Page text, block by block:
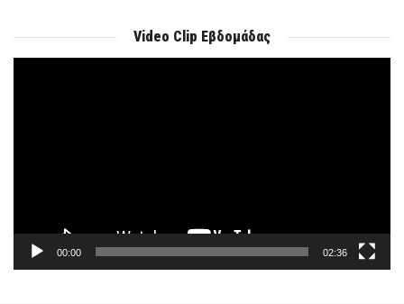
Video Clip Εβδομάδας
00:00 02:36